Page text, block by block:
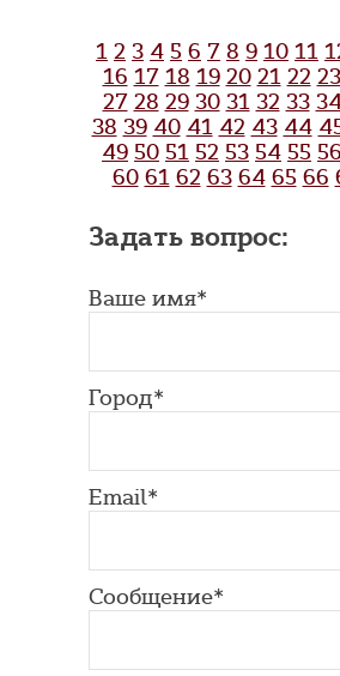
1 2 3 4 5 6 7 8 9 10 11
16 17 18 19 20 21 22 23
27 28 29 30 31 32 33
38 39 40 41 42 43 44
49 50 51 52 53 54 55 56
60 61 62 63 64 65 66
Задать вопрос:
Ваше имя*
Город*
Email*
Сообщение*